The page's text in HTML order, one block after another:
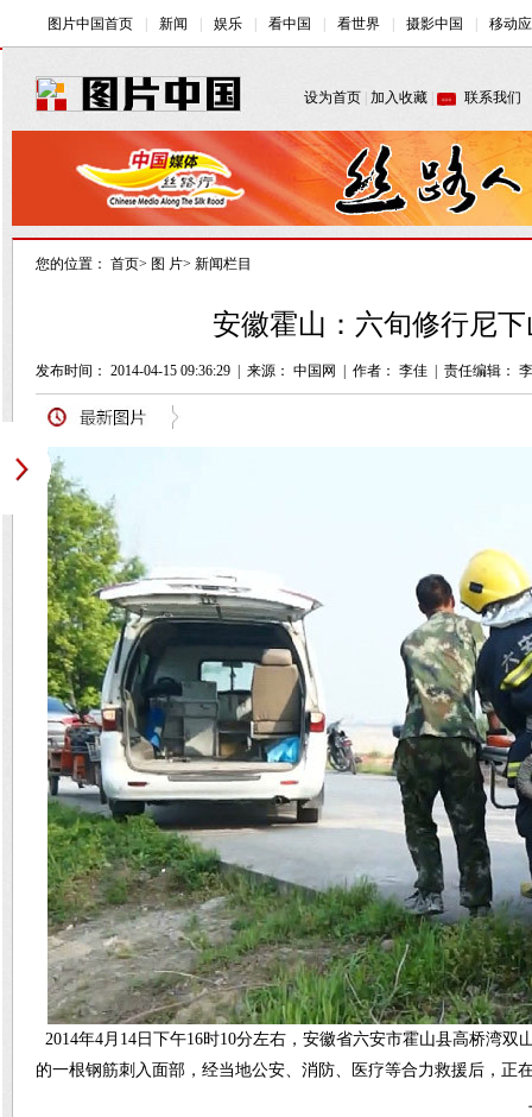
您的位置： 首页> 图 片> 新闻栏目
安徽霍山：六旬修行尼
发布时间： 2014-04-15 09:36:29 来源： 中国网 作者： 李佳 责任编辑：
2014年4月14日下午16时10分左右，安徽省六安市霍山县高桥湾
的一根钢筋刺入面部，经当地公安、消防、医疗等合力救援后，正